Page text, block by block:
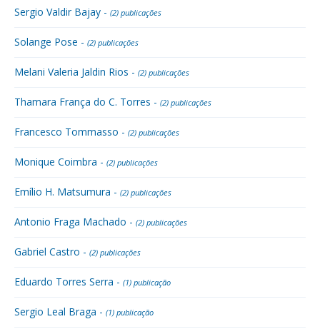
Sergio Valdir Bajay - (2) publicações
Solange Pose - (2) publicações
Melani Valeria Jaldin Rios - (2) publicações
Thamara França do C. Torres - (2) publicações
Francesco Tommasso - (2) publicações
Monique Coimbra - (2) publicações
Emílio H. Matsumura - (2) publicações
Antonio Fraga Machado - (2) publicações
Gabriel Castro - (2) publicações
Eduardo Torres Serra - (1) publicação
Sergio Leal Braga - (1) publicação